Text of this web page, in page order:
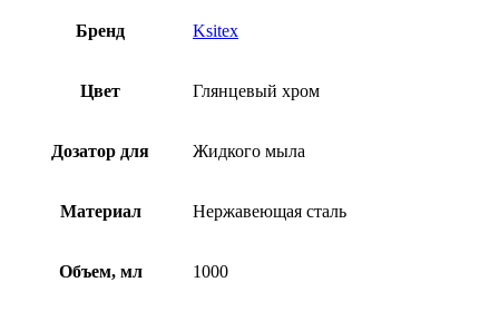
Бренд Ksitex
Цвет Глянцевый хром
Дозатор для Жидкого мыла
Материал Нержавеющая сталь
Объем, мл 1000